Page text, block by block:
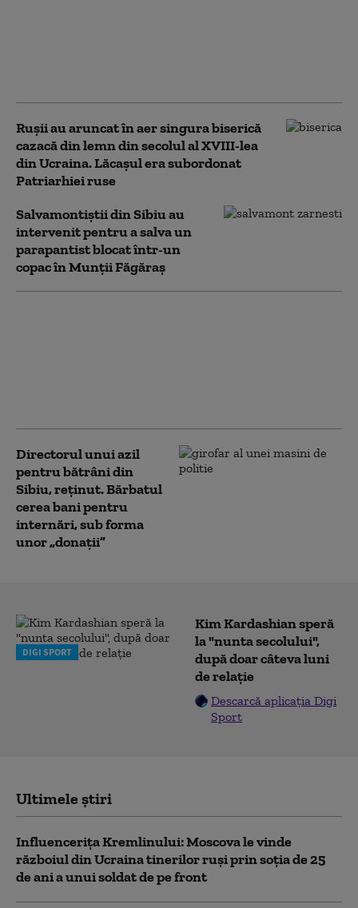
Rușii au aruncat în aer singura biserică
cazacă din lemn din secolul al XVIII-lea
din Ucraina. Lăcașul era subordonat
Patriarhiei ruse
Salvamontiştii din Sibiu au
intervenit pentru a salva un
parapantist blocat într-un
copac în Munţii Făgăraş
Directorul unui azil
pentru bătrâni din
Sibiu, reținut. Bărbatul
cerea bani pentru
internări, sub forma
unor „donații”
DIGI SPORT
Kim Kardashian speră
la "nunta secolului",
după doar câteva luni
de relație
Descarcă aplicația Digi
Sport
Ultimele știri
Influencerița Kremlinului: Moscova le vinde
războiul din Ucraina tinerilor ruși prin soția de 25
de ani a unui soldat de pe front